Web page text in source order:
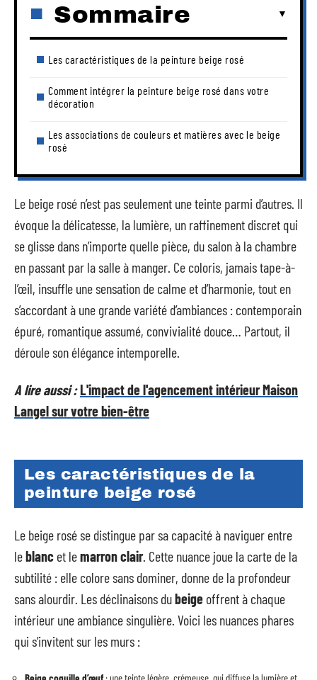
Sommaire
Les caractéristiques de la peinture beige rosé
Comment intégrer la peinture beige rosé dans votre
décoration
Les associations de couleurs et matières avec le beige
rosé
Le beige rosé n’est pas seulement une teinte parmi d’autres. Il
évoque la délicatesse, la lumière, un raffinement discret qui
se glisse dans n’importe quelle pièce, du salon à la chambre
en passant par la salle à manger. Ce coloris, jamais tape-à-
l’œil, insuffle une sensation de calme et d’harmonie, tout en
s’accordant à une grande variété d’ambiances : contemporain
épuré, romantique assumé, convivialité douce… Partout, il
déroule son élégance intemporelle.
A lire aussi :L'impact de l'agencement intérieur Maison
Langel sur votre bien-être
Les caractéristiques de la
peinture beige rosé
Le beige rosé se distingue par sa capacité à naviguer entre
leblanc et lemarron clair. Cette nuance joue la carte de la
subtilité : elle colore sans dominer, donne de la profondeur
sans alourdir. Les déclinaisons dubeige offrent à chaque
intérieur une ambiance singulière. Voici les nuances phares
qui s’invitent sur les murs :